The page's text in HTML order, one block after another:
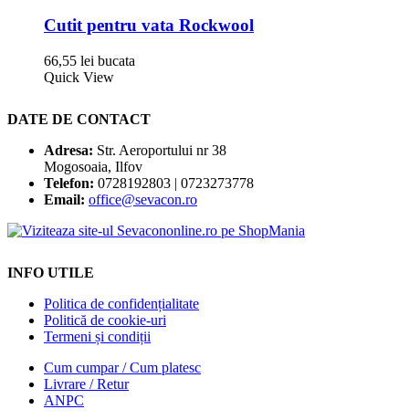
pot
fi
Cutit pentru vata Rockwool
66,55 lei bucata
Quick View
DATE DE CONTACT
Adresa: Str. Aeroportului nr 38
Mogosoaia, Ilfov
Telefon: 0728192803 | 0723273778
Email: office@sevacon.ro
INFO UTILE
Politica de confidențialitate
Politică de cookie-uri
Termeni și condiții
Cum cumpar / Cum platesc
Livrare / Retur
ANPC